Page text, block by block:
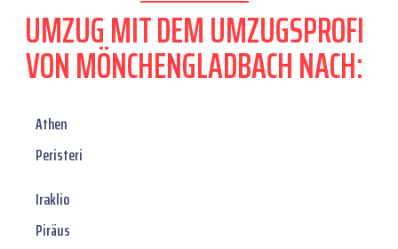
UMZUG MIT DEM UMZUGSPROFI
VON MÖNCHENGLADBACH NACH:
Athen
Peristeri
Iraklio
Piräus